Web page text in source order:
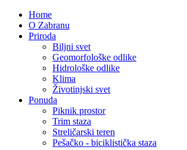
Home
O Zabranu
Priroda
Biljni svet
Geomorfološke odlike
Hidrološke odlike
Klima
Životinjski svet
Ponuda
Piknik prostor
Trim staza
Streličarski teren
Pešačko - biciklistička staza